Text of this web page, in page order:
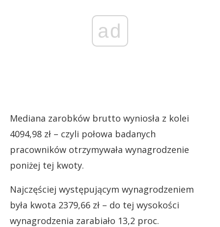
ad
Mediana zarobków brutto wyniosła z kolei
4094,98 zł – czyli połowa badanych
pracowników otrzymywała wynagrodzenie
poniżej tej kwoty.
Najczęściej występującym wynagrodzeniem
była kwota 2379,66 zł – do tej wysokości
wynagrodzenia zarabiało 13,2 proc.